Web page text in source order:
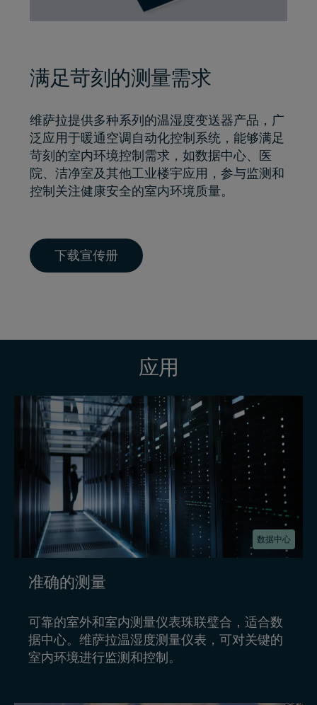
满足苛刻的测量需求
维萨拉提供多种系列的温湿度变送器产品，广
泛应用于暖通空调自动化控制系统，能够满足
苛刻的室内环境控制需求，如数据中心、医
院、洁净室及其他工业楼宇应用，参与监测和
控制关注健康安全的室内环境质量。
下载宣传册
应用
数据中心
准确的测量
可靠的室外和室内测量仪表珠联璧合，适合数
据中心。维萨拉温湿度测量仪表，可对关键的
室内环境进行监测和控制。